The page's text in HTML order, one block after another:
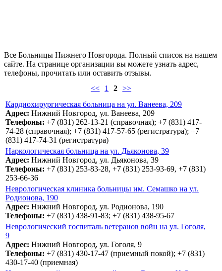
Все Больницы Нижнего Новгорода. Полный список на нашем
сайте. На странице организации вы можете узнать адрес,
телефоны, прочитать или оставить отзывы.
<<
1 2 >>
Кардиохирургическая больница на ул. Ванеева, 209
Адрес: Нижний Новгород, ул. Ванеева, 209
Телефоны: +7 (831) 262-13-21 (справочная); +7 (831) 417-
74-28 (справочная); +7 (831) 417-57-65 (регистратура); +7
(831) 417-74-31 (регистратура)
Наркологическая больница на ул. Дьяконова, 39
Адрес: Нижний Новгород, ул. Дьяконова, 39
Телефоны: +7 (831) 253-83-28, +7 (831) 253-93-69, +7 (831)
253-66-36
Неврологическая клиника больницы им. Семашко на ул.
Родионова, 190
Адрес: Нижний Новгород, ул. Родионова, 190
Телефоны: +7 (831) 438-91-83; +7 (831) 438-95-67
Неврологический госпиталь ветеранов войн на ул. Гоголя,
9
Адрес: Нижний Новгород, ул. Гоголя, 9
Телефоны: +7 (831) 430-17-47 (приемный покой); +7 (831)
430-17-40 (приемная)